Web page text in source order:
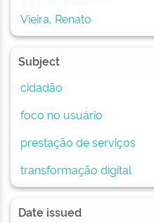
Vieira, Renato
Subject
cidadão
foco no usuário
prestação de serviços
transformação digital
Date issued